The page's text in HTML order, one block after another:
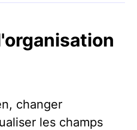
changer
les champs